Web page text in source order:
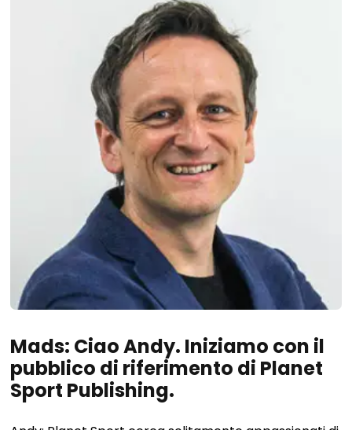
Mads: Ciao Andy. Iniziamo con il
pubblico di riferimento di Planet
Sport Publishing.